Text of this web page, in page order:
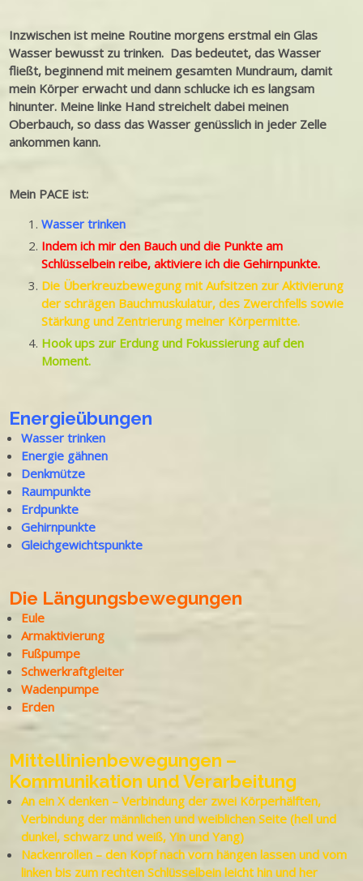
Inzwischen ist meine Routine morgens erstmal ein Glas
Wasser bewusst zu trinken. Das bedeutet, das Wasser
fließt, beginnend mit meinem gesamten Mundraum, damit
mein Körper erwacht und dann schlucke ich es langsam
hinunter. Meine linke Hand streichelt dabei meinen
Oberbauch, so dass das Wasser genüsslich in jeder Zelle
ankommen kann.
Mein PACE ist:
Wasser trinken
Indem ich mir den Bauch und die Punkte am
Schlüsselbein reibe, aktiviere ich die Gehirnpunkte.
Die Überkreuzbewegung mit Aufsitzen zur Aktivierung
der schrägen Bauchmuskulatur, des Zwerchfells sowie
Stärkung und Zentrierung meiner Körpermitte.
Hook ups zur Erdung und Fokussierung auf den
Moment.
Energieübungen
Wasser trinken
Energie gähnen
Denkmütze
Raumpunkte
Erdpunkte
Gehirnpunkte
Gleichgewichtspunkte
Die Längungsbewegungen
Eule
Armaktivierung
Fußpumpe
Schwerkraftgleiter
Wadenpumpe
Erden
Mittellinienbewegungen –
Kommunikation und Verarbeitung
An ein X denken – Verbindung der zwei Körperhälften,
Verbindung der männlichen und weiblichen Seite (hell und
dunkel, schwarz und weiß, Yin und Yang)
Nackenrollen – den Kopf nach vorn hängen lassen und vom
linken bis zum rechten Schlüsselbein leicht hin und her